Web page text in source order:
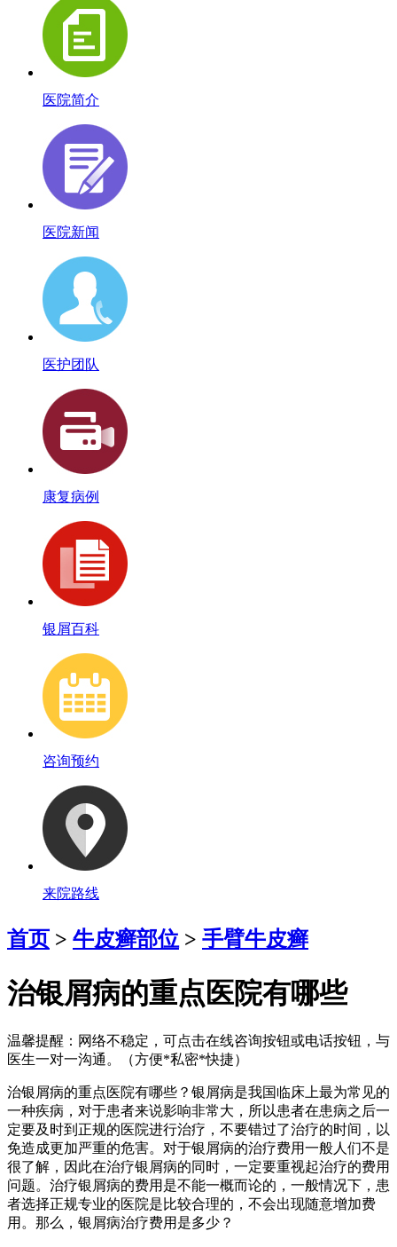
医院简介
医院新闻
医护团队
康复病例
银屑百科
咨询预约
来院路线
首页 > 牛皮癣部位 > 手臂牛皮癣
治银屑病的重点医院有哪些
温馨提醒： 网络不稳定，可点击在线咨询按钮或电话按钮，与
医生一对一沟通。（方便*私密*快捷）
治银屑病的重点医院有哪些？银屑病是我国临床上最为常见的
一种疾病，对于患者来说影响非常大，所以患者在患病之后一
定要及时到正规的医院进行治疗，不要错过了治疗的时间，以
免造成更加严重的危害。对于银屑病的治疗费用一般人们不是
很了解，因此在治疗银屑病的同时，一定要重视起治疗的费用
问题。治疗银屑病的费用是不能一概而论的，一般情况下，患
者选择正规专业的医院是比较合理的，不会出现随意增加费
用。那么，银屑病治疗费用是多少？